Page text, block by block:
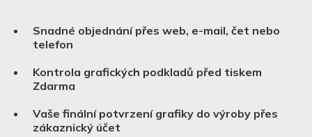
Snadné objednání přes web, e-mail, čet nebo
telefon
Kontrola grafických podkladů před tiskem
Zdarma
Vaše finální potvrzení grafiky do výroby přes
zákaznický účet